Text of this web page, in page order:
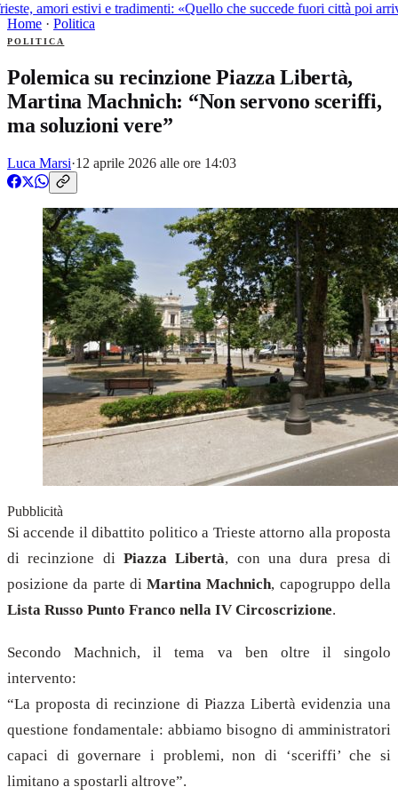
amori estivi e tradimenti: «Quello che succede fuori città poi
Home · Politica
POLITICA
Polemica su recinzione Piazza Libertà,
Martina Machnich: “Non servono sceriffi,
ma soluzioni vere”
Luca Marsi·12 aprile 2026 alle ore 14:03
Pubblicità
Si accende il dibattito politico a Trieste attorno alla proposta
di recinzione di Piazza Libertà, con una dura presa di
posizione da parte diMartina Machnich, capogruppo della
Lista Russo Punto Franco nella IV Circoscrizione.
Secondo Machnich, il tema va ben oltre il singolo
intervento:
“La proposta di recinzione di Piazza Libertà evidenzia una
questione fondamentale: abbiamo bisogno di amministratori
capaci di governare i problemi, non di ‘sceriffi’ che si
limitano a spostarli altrove”.